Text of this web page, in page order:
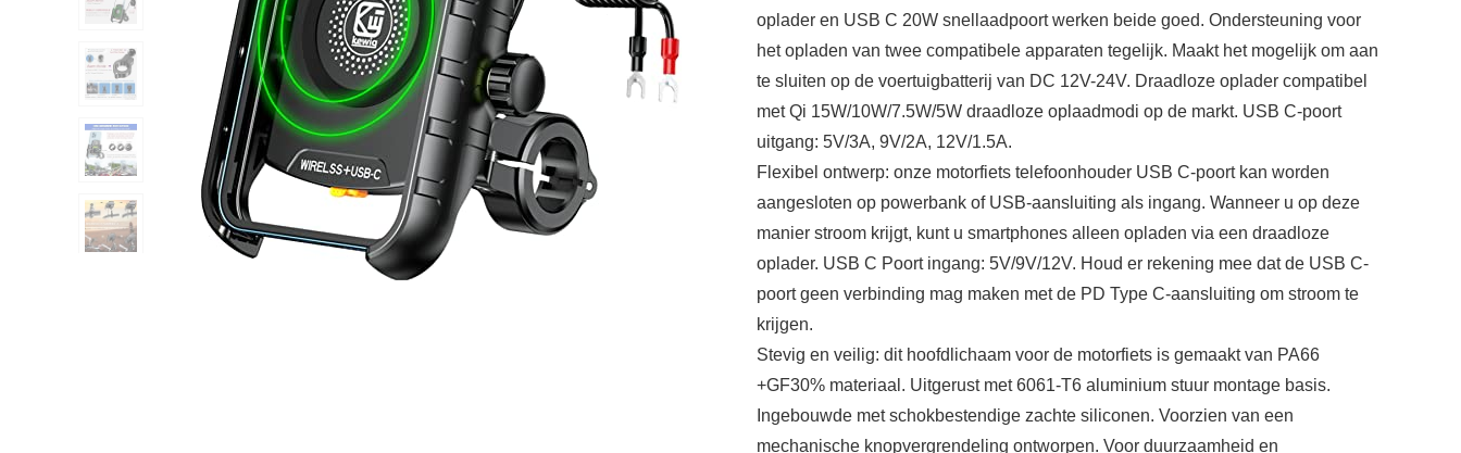
oplader en USB C 20W snellaadpoort werken beide goed. Ondersteuning voor
het opladen van twee compatibele apparaten tegelijk. Maakt het mogelijk om aan
te sluiten op de voertuigbatterij van DC 12V-24V. Draadloze oplader compatibel
met Qi 15W/10W/7.5W/5W draadloze oplaadmodi op de markt. USB C-poort
uitgang: 5V/3A, 9V/2A, 12V/1.5A.
Flexibel ontwerp: onze motorfiets telefoonhouder USB C-poort kan worden
aangesloten op powerbank of USB-aansluiting als ingang. Wanneer u op deze
manier stroom krijgt, kunt u smartphones alleen opladen via een draadloze
oplader. USB C Poort ingang: 5V/9V/12V. Houd er rekening mee dat de USB C-
poort geen verbinding mag maken met de PD Type C-aansluiting om stroom te
krijgen.
Stevig en veilig: dit hoofdlichaam voor de motorfiets is gemaakt van PA66
+GF30% materiaal. Uitgerust met 6061-T6 aluminium stuur montage basis.
Ingebouwde met schokbestendige zachte siliconen. Voorzien van een
mechanische knopvergrendeling ontworpen. Voor duurzaamheid en